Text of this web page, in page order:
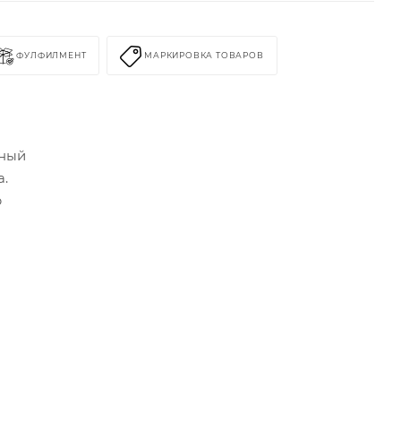
ФУЛФИЛМЕНТ МАРКИРОВКА ТОВАРОВ